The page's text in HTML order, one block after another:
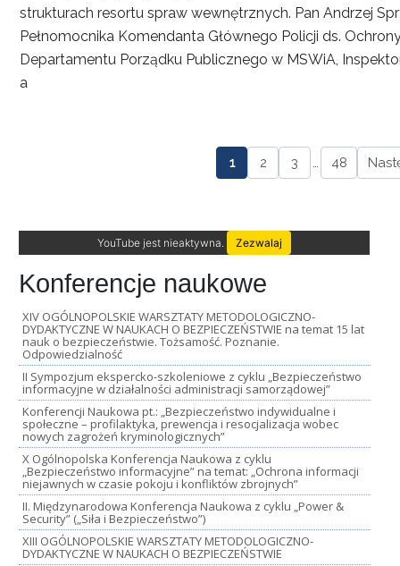
strukturach resortu spraw wewnętrznych. Pan Andrzej
Pełnomocnika Komendanta Głównego Policji ds.
Departamentu Porządku Publicznego w MSWiA,
a
1 2 3 … 48
YouTube jest nieaktywna. Zezwalaj
Konferencje naukowe
XIV OGÓLNOPOLSKIE WARSZTATY METODOLOGICZNO-
DYDAKTYCZNE W NAUKACH O BEZPIECZEŃSTWIE na temat 15 lat
nauk o bezpieczeństwie. Tożsamość. Poznanie.
Odpowiedzialność
II Sympozjum ekspercko-szkoleniowe z cyklu „Bezpieczeństwo
informacyjne w działalności administracji samorządowej”
Konferencji Naukowa pt.: „Bezpieczeństwo indywidualne i
społeczne – profilaktyka, prewencja i resocjalizacja wobec
nowych zagrożeń kryminologicznych”
X Ogólnopolska Konferencja Naukowa z cyklu
„Bezpieczeństwo informacyjne” na temat: „Ochrona informacji
niejawnych w czasie pokoju i konfliktów zbrojnych”
II. Międzynarodowa Konferencja Naukowa z cyklu „Power &
Security” („Siła i Bezpieczeństwo”)
XIII OGÓLNOPOLSKIE WARSZTATY METODOLOGICZNO-
DYDAKTYCZNE W NAUKACH O BEZPIECZEŃSTWIE